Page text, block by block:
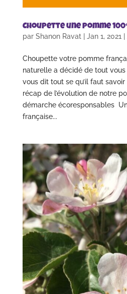
Choupette une pomme
par Shanon Ravat| Jan 1, 2021|
Choupette votre pomme
naturelle a décidé de tout
vous dit tout se qu’il faut
récap de l’évolution de notre
démarche écoresponsables
française...